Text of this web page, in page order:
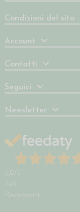
Condizioni del sito
Account
Contatti
Seguici
Newsletter
5,0 /5
739
Recensioni